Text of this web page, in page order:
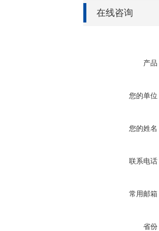
在线咨询
产品
您的单位
您的姓名
联系电话
常用邮箱
省份